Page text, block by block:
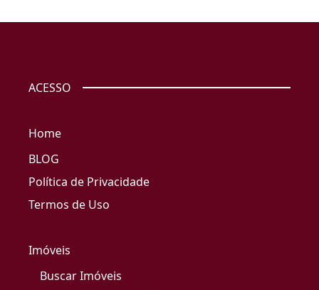
ACESSO
Home
BLOG
Política de Privacidade
Termos de Uso
Imóveis
Buscar Imóveis